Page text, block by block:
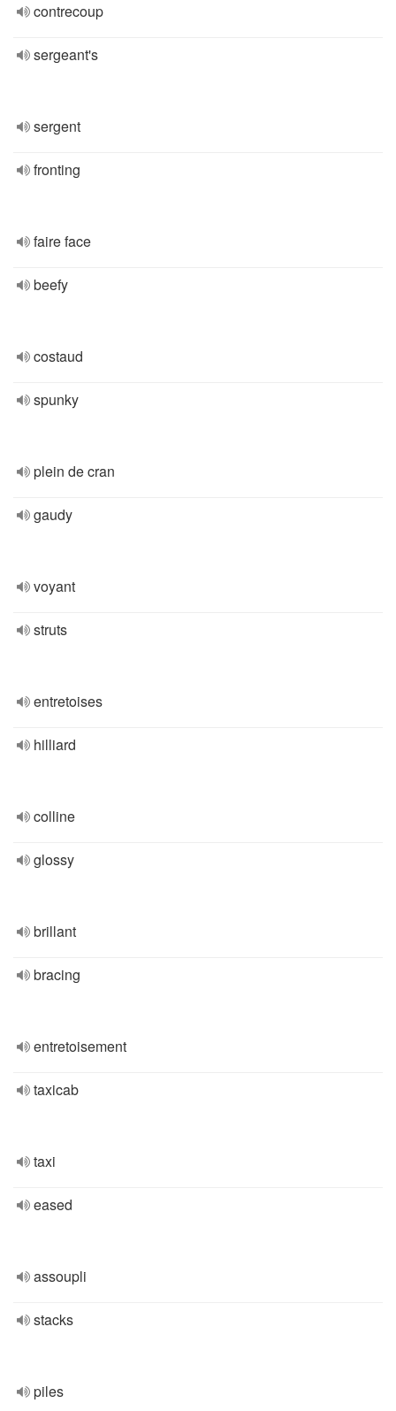
contrecoup
sergeant's
sergent
fronting
faire face
beefy
costaud
spunky
plein de cran
gaudy
voyant
struts
entretoises
hilliard
colline
glossy
brillant
bracing
entretoisement
taxicab
taxi
eased
assoupli
stacks
piles